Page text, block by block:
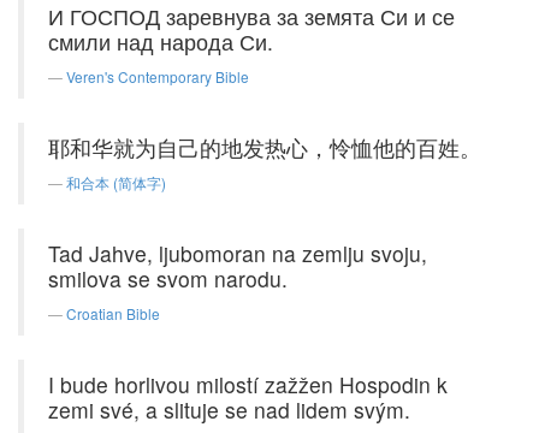
И ГОСПОД заревнува за земята Си и се
смили над народа Си.
Veren's Contemporary Bible
耶和华就为自己的地发热心，怜恤他的百姓。
和合本 (简体字)
Tad Jahve, ljubomoran na zemlju svoju,
smilova se svom narodu.
Croatian Bible
I bude horlivou milostí zažžen Hospodin k
zemi své, a slituje se nad lidem svým.